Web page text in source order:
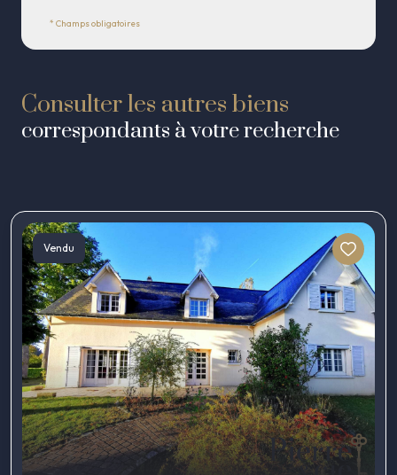
* Champs obligatoires
Consulter les autres biens
correspondants à votre recherche
Vendu